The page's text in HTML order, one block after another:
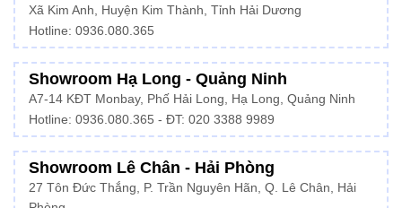
Xã Kim Anh, Huyện Kim Thành, Tỉnh Hải Dương
Hotline: 0936.080.365
Showroom Hạ Long - Quảng Ninh
A7-14 KĐT Monbay, Phố Hải Long, Hạ Long, Quảng Ninh
Hotline: 0936.080.365 - ĐT: 020 3388 9989
Showroom Lê Chân - Hải Phòng
27 Tôn Đức Thắng, P. Trần Nguyên Hãn, Q. Lê Chân, Hải